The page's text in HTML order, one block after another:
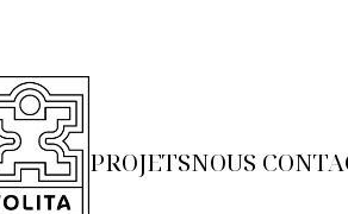
PROJETSNOUS